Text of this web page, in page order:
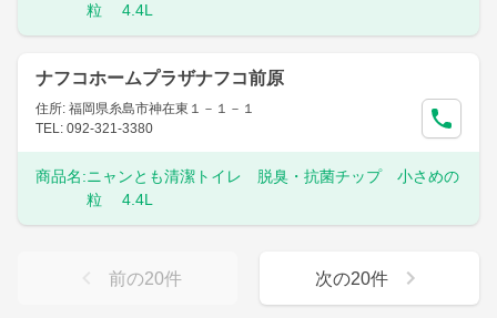
粒 4.4L
ナフコホームプラザナフコ前原
住所: 福岡県糸島市神在東１－１－１
TEL: 092-321-3380
商品名:ニャンとも清潔トイレ 脱臭・抗菌チップ 小さめの
粒 4.4L
前の20件 次の20件